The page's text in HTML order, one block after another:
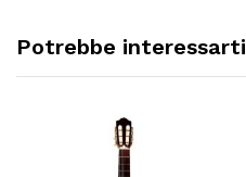
Potrebbe interessarti